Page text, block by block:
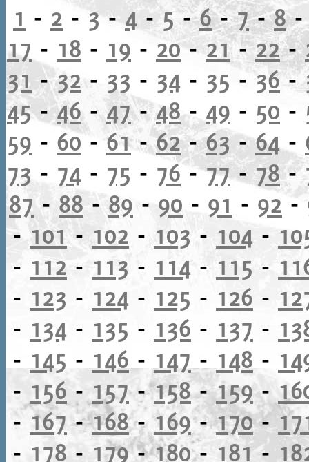
1 - 2 -3- 4 -5-6-7-8
17 - 18 - 19 - 20-21-22-
31 -32- 33 - 34 - 35 -36-
45-46-47-48- 49 - 50 -
59 - 60- 61-62-63-64-
73 - 74 - 75 - 76-77-78-
87 -88-89 - 90 - 91 - 92-
-101- 102 - 103 - 104 -
- 112 - 113 - 114 - 115 -
- 123 - 124 - 125 - 126 -
- 134 - 135 - 136 - 137 -
- 145 - 146 - 147 - 148 -
- 156 - 157-158-159-
- 167-168-169-170-
- 178 - 179-180- 181-